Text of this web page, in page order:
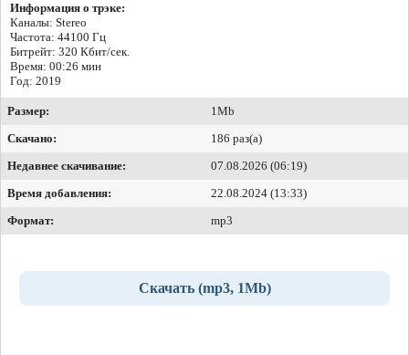
Информация о трэке:
Каналы: Stereo
Частота: 44100 Гц
Битрейт: 320 Кбит/сек.
Время: 00:26 мин
Год: 2019
Размер:
1Mb
Скачано:
186 раз(а)
Недавнее скачивание:
07.08.2026 (06:19)
Время добавления:
22.08.2024 (13:33)
Формат:
mp3
Скачать (mp3, 1Mb)